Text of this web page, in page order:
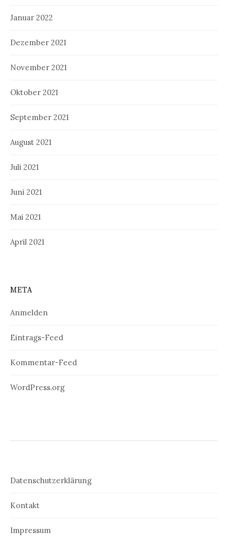
Januar 2022
Dezember 2021
November 2021
Oktober 2021
September 2021
August 2021
Juli 2021
Juni 2021
Mai 2021
April 2021
META
Anmelden
Eintrags-Feed
Kommentar-Feed
WordPress.org
Datenschutzerklärung
Kontakt
Impressum